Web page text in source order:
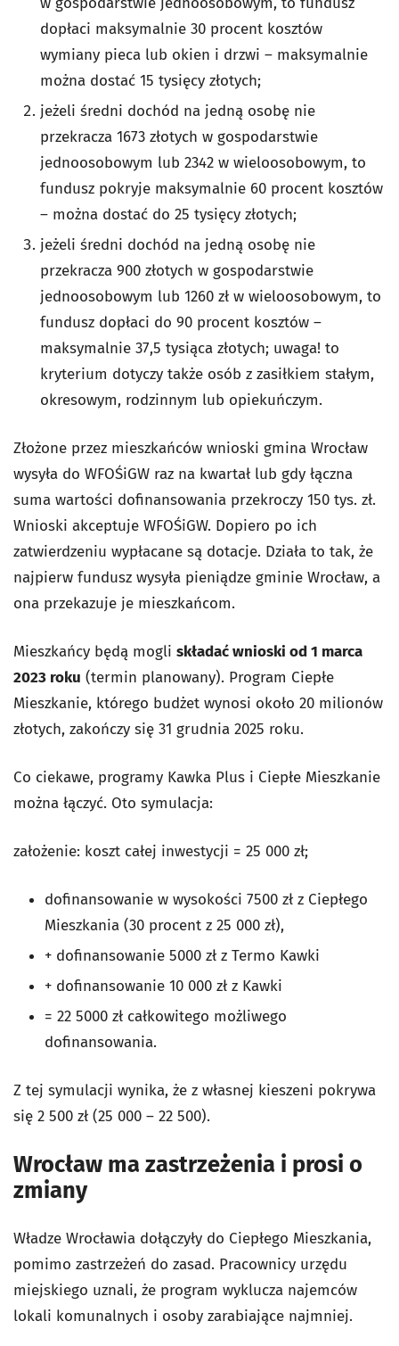
dopłaci maksymalnie 30 procent kosztów
wymiany pieca lub okien i drzwi – maksymalnie
można dostać 15 tysięcy złotych;
jeżeli średni dochód na jedną osobę nie
przekracza 1673 złotych w gospodarstwie
jednoosobowym lub 2342 w wieloosobowym, to
fundusz pokryje maksymalnie 60 procent kosztów
– można dostać do 25 tysięcy złotych;
jeżeli średni dochód na jedną osobę nie
przekracza 900 złotych w gospodarstwie
jednoosobowym lub 1260 zł w wieloosobowym, to
fundusz dopłaci do 90 procent kosztów –
maksymalnie 37,5 tysiąca złotych; uwaga! to
kryterium dotyczy także osób z zasiłkiem stałym,
okresowym, rodzinnym lub opiekuńczym.
Złożone przez mieszkańców wnioski gmina Wrocław
wysyła do WFOŚiGW raz na kwartał lub gdy łączna
suma wartości dofinansowania przekroczy 150 tys. zł.
Wnioski akceptuje WFOŚiGW. Dopiero po ich
zatwierdzeniu wypłacane są dotacje. Działa to tak, że
najpierw fundusz wysyła pieniądze gminie Wrocław, a
ona przekazuje je mieszkańcom.
Mieszkańcy będą mogli składać wnioski od 1 marca
2023 roku (termin planowany). Program Ciepłe
Mieszkanie, którego budżet wynosi około 20 milionów
złotych, zakończy się 31 grudnia 2025 roku.
Co ciekawe, programy Kawka Plus i Ciepłe Mieszkanie
można łączyć. Oto symulacja:
założenie: koszt całej inwestycji = 25 000 zł;
dofinansowanie w wysokości 7500 zł z Ciepłego
Mieszkania (30 procent z 25 000 zł),
+ dofinansowanie 5000 zł z Termo Kawki
+ dofinansowanie 10 000 zł z Kawki
= 22 5000 zł całkowitego możliwego
dofinansowania.
Z tej symulacji wynika, że z własnej kieszeni pokrywa
się 2 500 zł (25 000 – 22 500).
Wrocław ma zastrzeżenia i prosi o
zmiany
Władze Wrocławia dołączyły do Ciepłego Mieszkania,
pomimo zastrzeżeń do zasad. Pracownicy urzędu
miejskiego uznali, że program wyklucza najemców
lokali komunalnych i osoby zarabiające najmniej.